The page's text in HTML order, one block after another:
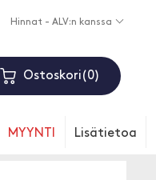
Hinnat - ALV:n kanssa
Ostoskori 0
MYYNTI Lisätietoa